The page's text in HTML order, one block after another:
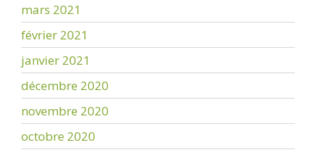
mars 2021
février 2021
janvier 2021
décembre 2020
novembre 2020
octobre 2020